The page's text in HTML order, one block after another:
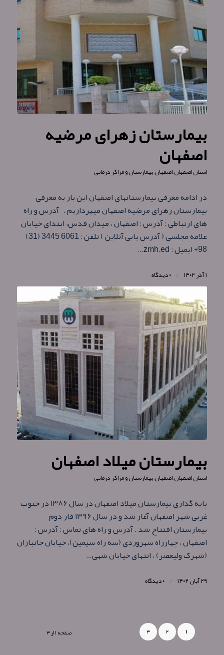
بیمارستان زهرای مرضیه
اصفهان
استان اصفهان,اصفهان,بیمارستان و مراکز درمانی
در ادامه معرفی بیمارستانهای اصفهان این بار به معرفی
بیمارستان زهرای مرضیه اصفهان میپردازیم . آدرس و راه
های ارتباطی : آدرس : اصفهان ، میدان قدس، ابتدای خیابان
علامه مجلسی ( آدرس یابی آنلاین ) تلفن : 6061 3445 (31)
98+ ایمیل : zmh.ed…
۱ آذر ۱۴۰۲ / ۰ دیدگاه
بیمارستان میلاد اصفهان
استان اصفهان,اصفهان,بیمارستان و مراکز درمانی
پایه گذاری بیمارستان میلاد اصفهان در سال ۱۳۸۶ در جنوب
غربی شهر اصفهان آغاز شد و در سال ۱۳۹۶ فاز دوم
بیمارستان افتتاح شد . آدرس و راه های تماس : آدرس :
اصفهان ، چهارراه سهروردی (سه راه سیمین)، خیابان جانبازان
(شهرک ولیعصر) ، انتهای خیابان شهی…
۲۹ آبان ۱۴۰۲ / ۰ دیدگاه
صفحه ۱ از ۳ ۱ ۲ ۳